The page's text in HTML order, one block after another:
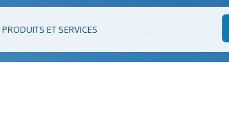
PRODUITS ET SERVICES